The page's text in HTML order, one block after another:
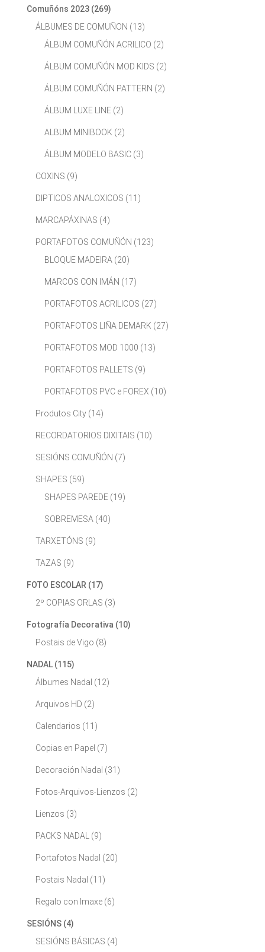
Comuñóns 2023 (269)
ÁLBUMES DE COMUÑON (13)
ÁLBUM COMUÑÓN ACRILICO (2)
ÁLBUM COMUÑÓN MOD KIDS (2)
ÁLBUM COMUÑÓN PATTERN (2)
ÁLBUM LUXE LINE (2)
ALBUM MINIBOOK (2)
ÁLBUM MODELO BASIC (3)
COXINS (9)
DIPTICOS ANALOXICOS (11)
MARCAPÁXINAS (4)
PORTAFOTOS COMUÑÓN (123)
BLOQUE MADEIRA (20)
MARCOS CON IMÁN (17)
PORTAFOTOS ACRILICOS (27)
PORTAFOTOS LIÑA DEMARK (27)
PORTAFOTOS MOD 1000 (13)
PORTAFOTOS PALLETS (9)
PORTAFOTOS PVC e FOREX (10)
Produtos City (14)
RECORDATORIOS DIXITAIS (10)
SESIÓNS COMUÑÓN (7)
SHAPES (59)
SHAPES PAREDE (19)
SOBREMESA (40)
TARXETÓNS (9)
TAZAS (9)
FOTO ESCOLAR (17)
2º COPIAS ORLAS (3)
Fotografía Decorativa (10)
Postais de Vigo (8)
NADAL (115)
Álbumes Nadal (12)
Arquivos HD (2)
Calendarios (11)
Copias en Papel (7)
Decoración Nadal (31)
Fotos-Arquivos-Lienzos (2)
Lienzos (3)
PACKS NADAL (9)
Portafotos Nadal (20)
Postais Nadal (11)
Regalo con Imaxe (6)
SESIÓNS (4)
SESIÓNS BÁSICAS (4)